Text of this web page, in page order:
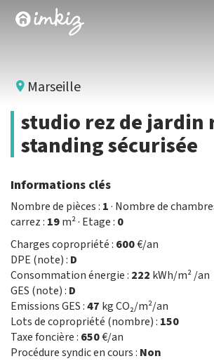
Marseille
studio rez de jardin
standing sécurisée
Informations clés
Nombre de pièces : 1· Nombre de
carrez : 19m² · Etage : 0
Charges copropriété : 600€/an
DPE (note) : D
Consommation énergie : 222 kWh/m² /an
GES (note) : D
Emissions GES :47 kg CO₂/m²/an
Lots de copropriété (nombre) : 150
Taxe foncière : 650€/an
Procédure syndic en cours : Non